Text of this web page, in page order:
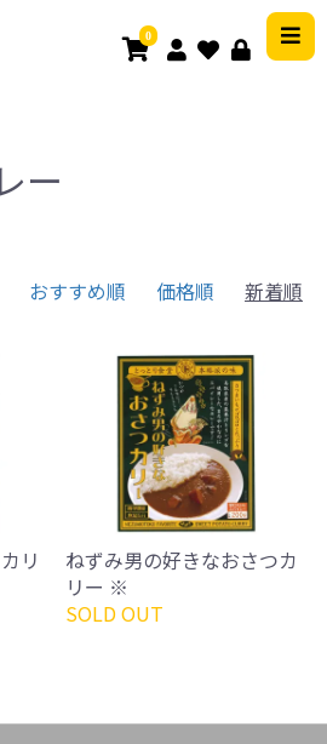
0
ー
おすすめ順 価格順 新着順
リ
ねずみ男の好きなおさつカ
リー ※
SOLD OUT